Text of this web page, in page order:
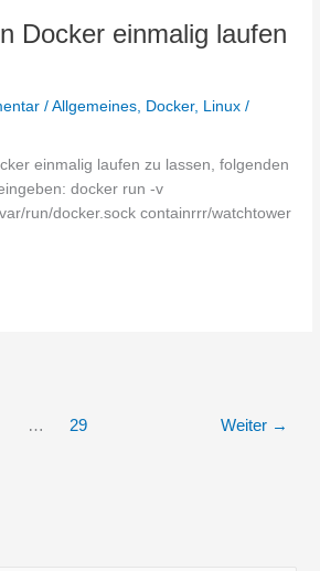
Docker einmalig laufen
/Allgemeines, Docker, Linux /
einmalig laufen zu lassen, folgenden
docker run -v
run/docker.sock containrrr/watchtower
… 29 Weiter →